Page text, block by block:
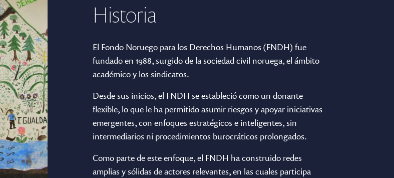
Historia
El Fondo Noruego para los Derechos Humanos (FNDH) fue
fundado en 1988, surgido de la sociedad civil noruega, el ámbito
académico y los sindicatos.
Desde sus inicios, el FNDH se estableció como un donante
flexible, lo que le ha permitido asumir riesgos y apoyar iniciativas
emergentes, con enfoques estratégicos e inteligentes, sin
intermediarios ni procedimientos burocráticos prolongados.
Como parte de este enfoque, el FNDH ha construido redes
amplias y sólidas de actores relevantes, en las cuales participa